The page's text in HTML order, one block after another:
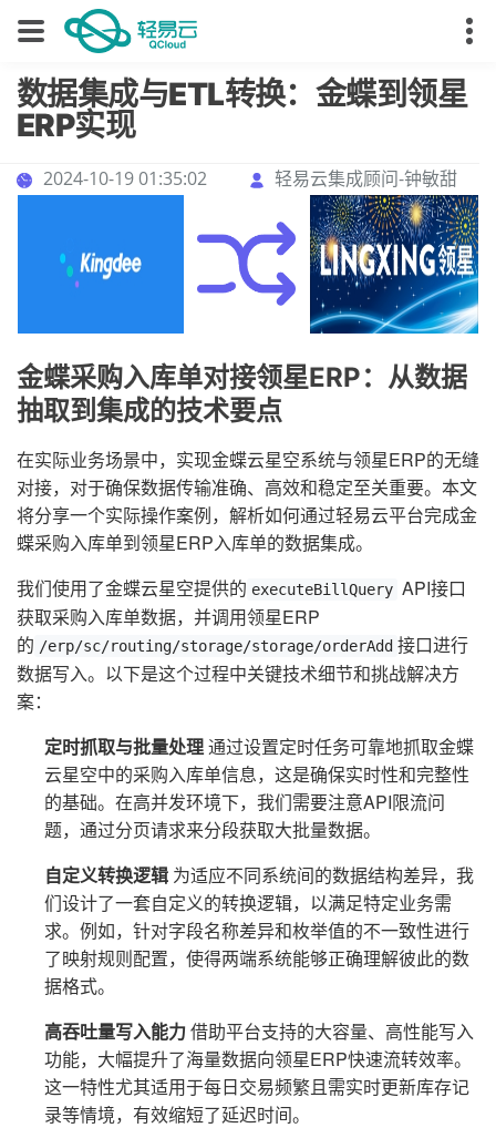
数据集成与ETL转换：金蝶到领星
ERP实现
2024-10-19 01:35:02 轻易云集成顾问-钟敏甜
金蝶采购入库单对接领星ERP：从数据
抽取到集成的技术要点
在实际业务场景中，实现金蝶云星空系统与领星ERP的无缝
对接，对于确保数据传输准确、高效和稳定至关重要。本文
将分享一个实际操作案例，解析如何通过轻易云平台完成金
蝶采购入库单到领星ERP入库单的数据集成。
我们使用了金蝶云星空提供的 executeBillQuery API接口
获取采购入库单数据，并调用领星ERP
的 /erp/sc/routing/storage/storage/orderAdd 接口进行
数据写入。以下是这个过程中关键技术细节和挑战解决方
案：
定时抓取与批量处理通过设置定时任务可靠地抓取金蝶
云星空中的采购入库单信息，这是确保实时性和完整性
的基础。在高并发环境下，我们需要注意API限流问
题，通过分页请求来分段获取大批量数据。
自定义转换逻辑 为适应不同系统间的数据结构差异，我
们设计了一套自定义的转换逻辑，以满足特定业务需
求。例如，针对字段名称差异和枚举值的不一致性进行
了映射规则配置，使得两端系统能够正确理解彼此的数
据格式。
高吞吐量写入能力借助平台支持的大容量、高性能写入
功能，大幅提升了海量数据向领星ERP快速流转效率。
这一特性尤其适用于每日交易频繁且需实时更新库存记
录等情境，有效缩短了延迟时间。